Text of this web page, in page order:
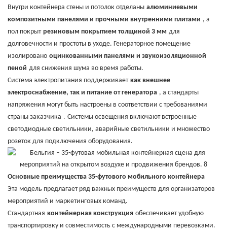
Внутри контейнера стены и потолок отделаны алюминиевыми
композитными панелями и прочными внутренними плитами , а
пол покрыт резиновым покрытием толщиной 3 мм для
долговечности и простоты в уходе. Генераторное помещение
изолировано оцинкованными панелями и звукоизоляционной
пеной для снижения шума во время работы.
Система электропитания поддерживает как внешнее
электроснабжение, так и питание от генератора , а стандарты
напряжения могут быть настроены в соответствии с требованиями
страны заказчика . Системы освещения включают встроенные
светодиодные светильники, аварийные светильники и множество
розеток для подключения оборудования.
Основные преимущества 35-футового мобильного контейнера
Эта модель предлагает ряд важных преимуществ для организаторов
мероприятий и маркетинговых команд.
Стандартная контейнерная конструкция обеспечивает удобную
транспортировку и совместимость с международными перевозками.